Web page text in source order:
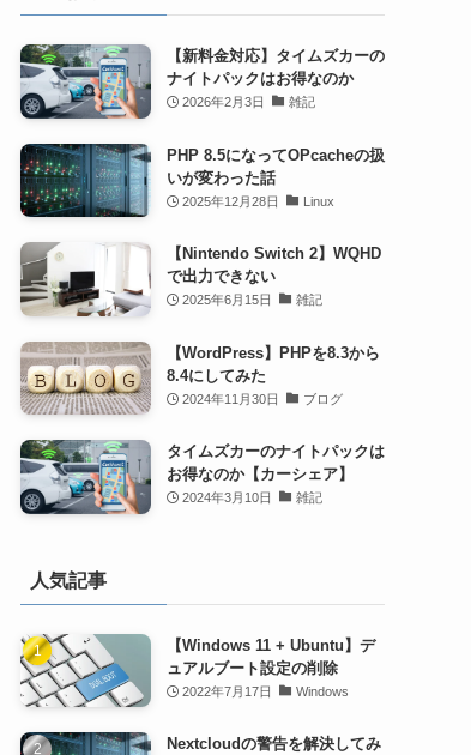
【新料金対応】タイムズカーの
ナイトパックはお得なのか
2026年2月3日 雑記
PHP 8.5になってOPcacheの扱
いが変わった話
2025年12月28日 Linux
【Nintendo Switch 2】WQHD
で出力できない
2025年6月15日 雑記
【WordPress】PHPを8.3から
8.4にしてみた
2024年11月30日 ブログ
タイムズカーのナイトパックは
お得なのか【カーシェア】
2024年3月10日 雑記
人気記事
【Windows 11 + Ubuntu】デ
ュアルブート設定の削除
2022年7月17日 Windows
Nextcloudの警告を解決してみ